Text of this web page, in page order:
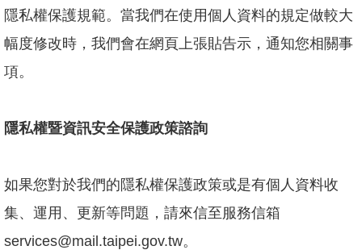
隱私權保護規範。當我們在使用個人資料的規定做較大
幅度修改時，我們會在網頁上張貼告示，通知您相關事
項。
隱私權暨資訊安全保護政策諮詢
如果您對於我們的隱私權保護政策或是有個人資料收
集、運用、更新等問題，請來信至服務信箱
services@mail.taipei.gov.tw。